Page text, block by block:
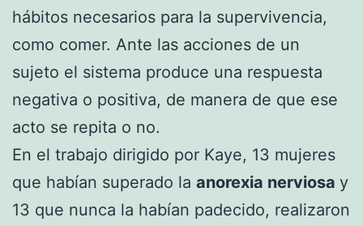
hábitos necesarios para la supervivencia,
como comer. Ante las acciones de un
sujeto el sistema produce una respuesta
negativa o positiva, de manera de que ese
acto se repita o no.
En el trabajo dirigido por Kaye, 13 mujeres
que habían superado la anorexia nerviosa y
13 que nunca la habían padecido, realizaron